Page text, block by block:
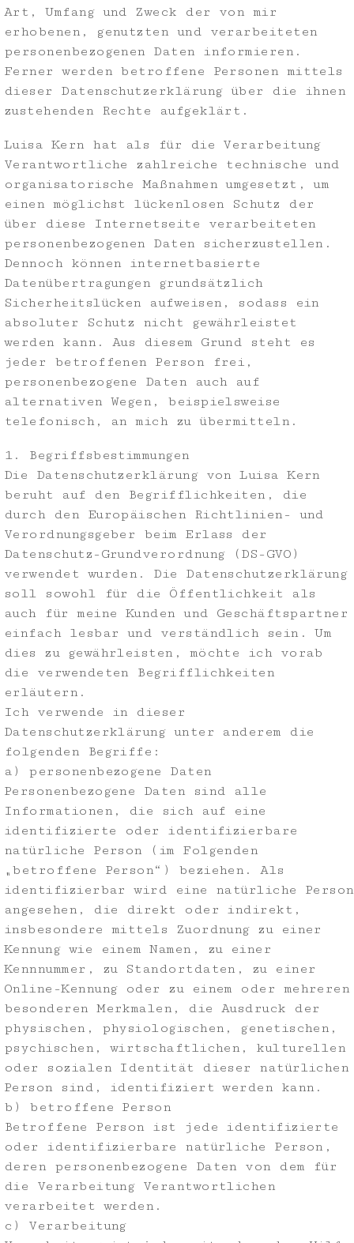
Art, Umfang und Zweck der von mir
erhobenen, genutzten und verarbeiteten
personenbezogenen Daten informieren.
Ferner werden betroffene Personen mittels
dieser Datenschutzerklärung über die ihnen
zustehenden Rechte aufgeklärt.
Luisa Kern hat als für die Verarbeitung
Verantwortliche zahlreiche technische und
organisatorische Maßnahmen umgesetzt, um
einen möglichst lückenlosen Schutz der
über diese Internetseite verarbeiteten
personenbezogenen Daten sicherzustellen.
Dennoch können internetbasierte
Datenübertragungen grundsätzlich
Sicherheitslücken aufweisen, sodass ein
absoluter Schutz nicht gewährleistet
werden kann. Aus diesem Grund steht es
jeder betroffenen Person frei,
personenbezogene Daten auch auf
alternativen Wegen, beispielsweise
telefonisch, an mich zu übermitteln.
1. Begriffsbestimmungen
Die Datenschutzerklärung von Luisa Kern
beruht auf den Begrifflichkeiten, die
durch den Europäischen Richtlinien- und
Verordnungsgeber beim Erlass der
Datenschutz-Grundverordnung (DS-GVO)
verwendet wurden. Die Datenschutzerklärung
soll sowohl für die Öffentlichkeit als
auch für meine Kunden und Geschäftspartner
einfach lesbar und verständlich sein. Um
dies zu gewährleisten, möchte ich vorab
die verwendeten Begrifflichkeiten
erläutern.
Ich verwende in dieser
Datenschutzerklärung unter anderem die
folgenden Begriffe:
a) personenbezogene Daten
Personenbezogene Daten sind alle
Informationen, die sich auf eine
identifizierte oder identifizierbare
natürliche Person (im Folgenden
„betroffene Person“) beziehen. Als
identifizierbar wird eine natürliche Person
angesehen, die direkt oder indirekt,
insbesondere mittels Zuordnung zu einer
Kennung wie einem Namen, zu einer
Kennnummer, zu Standortdaten, zu einer
Online-Kennung oder zu einem oder mehreren
besonderen Merkmalen, die Ausdruck der
physischen, physiologischen, genetischen,
psychischen, wirtschaftlichen, kulturellen
oder sozialen Identität dieser natürlichen
Person sind, identifiziert werden kann.
b) betroffene Person
Betroffene Person ist jede identifizierte
oder identifizierbare natürliche Person,
deren personenbezogene Daten von dem für
die Verarbeitung Verantwortlichen
verarbeitet werden.
c) Verarbeitung